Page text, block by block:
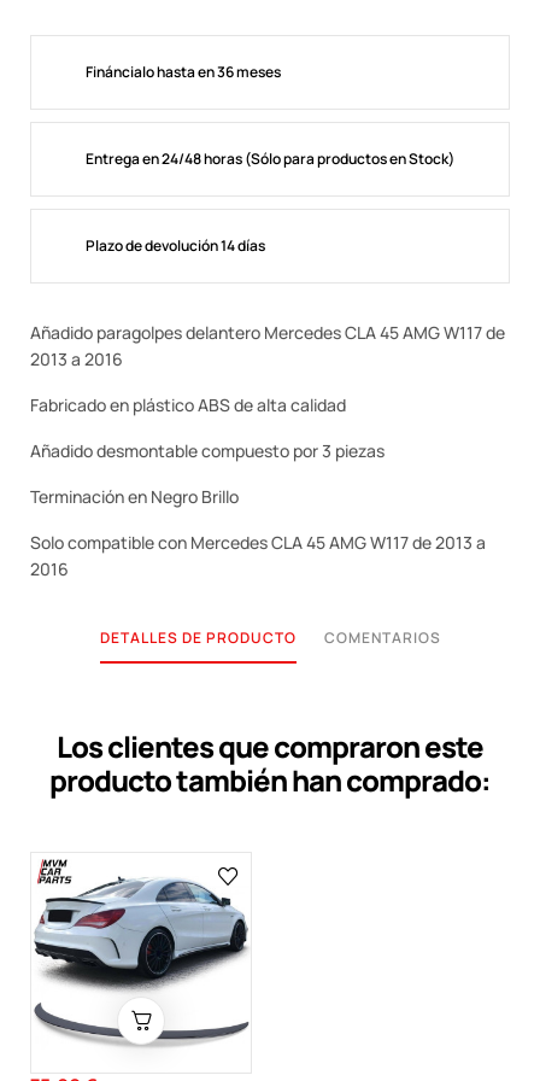
Fináncialo hasta en 36 meses
Entrega en 24/48 horas (Sólo para productos en Stock)
Plazo de devolución 14 días
Añadido paragolpes delantero Mercedes CLA 45 AMG W117 de
2013 a 2016
Fabricado en plástico ABS de alta calidad
Añadido desmontable compuesto por 3 piezas
Terminación en Negro Brillo
Solo compatible con Mercedes CLA 45 AMG W117 de 2013 a
2016
DETALLES DE PRODUCTO COMENTARIOS
Los clientes que compraron este
producto también han comprado: